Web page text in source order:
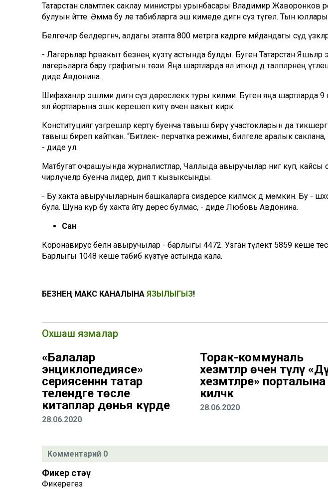
Татарстан сәламәтлек саклау министры урынбасары Владимир Жаворонков
булуын әйтте. Әмма бу әле табибларга эш кимеде дигән сүз түгел. Тын
Белгечләр белдергәнчә, алдагы этапта 800 метрга кадәрге мәйдандагы сәүдә
- Лагерьлар һәрвакыт безнең күзәтү астында булды. Буген Татарстан
лагерьларга бару графигын төзи. Яңа шартларда ял иткәндә дә таләпләрнең
диде Авдонина.
Шифаханәләр эшләми дигән сүз дөреслеккә туры килми. Бүген яңа шартларда 9
ял йортларына эшкә керешеп китү өчен вакыт кирәк.
Конституциягә үзгәрешләр кертү буенча тавыш бирү участокларын да
тавыш биреп кайткан. “Битлек- перчатка режимы, билгеле аралык саклана,
- диде ул.
Матбугат очрашуында журналистлар, Чаллыда авыручылар нигә күп, кайсы
чирләүчеләр буенча лидер, дип тә кызыксынды.
- Бу хакта авыручыларнын башкаларга сиздерәсе килмәскә дә мөмкин. Бу -
була. Шуна күрә бу хакта әйту дөрес булмас, - диде Любовь Авдонина.
Сан
Коронавирус белән авыручылар - барлыгы 4472. Узган тәүлектә 5859 кеше
Барлыгы 1048 кеше табиб күзәтүе астында кала.
БЕЗНЕҢ МАКС КАНАЛЫНА ЯЗЫЛЫГЫЗ!
Охшаш язмалар
«Балалар
энциклопедиясе»
сериясеннән татар
телендәге төсле
китаплар дөнья күрде
28.06.2020
Торак-коммуналь
хезмәтләр өчен түләү
хезмәтләре» порталына
киләчәк
28.06.2020
Комментарий 0
Фикер өстәү
Фикерегез